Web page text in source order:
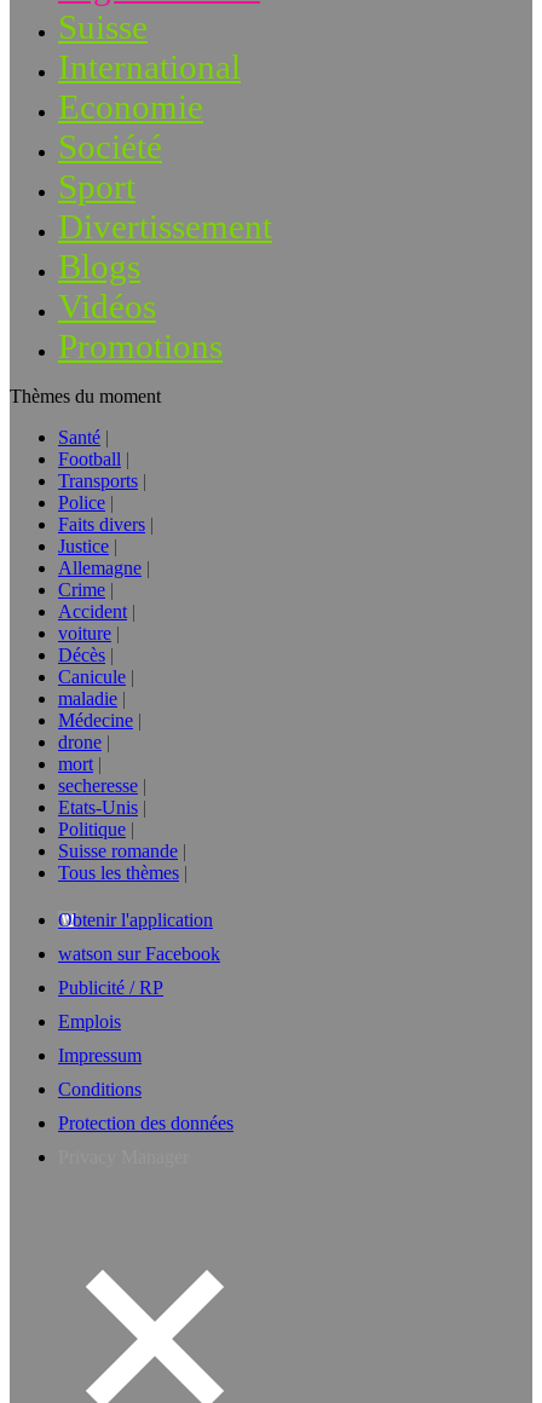
Suisse
International
Economie
Société
Sport
Divertissement
Blogs
Vidéos
Promotions
Thèmes du moment
Santé
Football
Transports
Police
Faits divers
Justice
Allemagne
Crime
Accident
voiture
Décès
Canicule
maladie
Médecine
drone
mort
secheresse
Etats-Unis
Politique
Suisse romande
Tous les thèmes
Obtenir l'application
watson sur Facebook
Publicité / RP
Emplois
Impressum
Conditions
Protection des données